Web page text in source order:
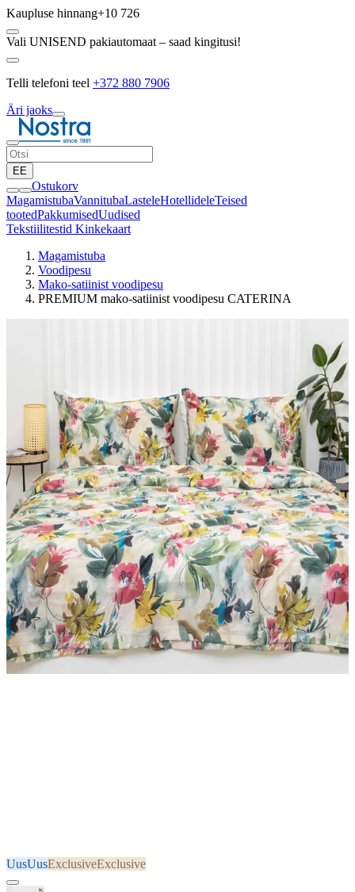
Kaupluse hinnang+10 726
Vali UNISEND pakiautomaat – saad kingitusi!
Telli telefoni teel +372 880 7906
Äri jaoks
EE
Ostukorv
MagamistubaVannitubaLasteleHotellideleTeised
tootedPakkumisedUudised
Tekstiilitestid Kinkekaart
Magamistuba
Voodipesu
Mako-satiinist voodipesu
PREMIUM mako-satiinist voodipesu CATERINA
UusUusExclusiveExclusive